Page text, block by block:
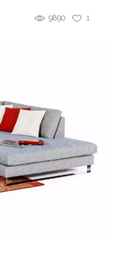
1
9890